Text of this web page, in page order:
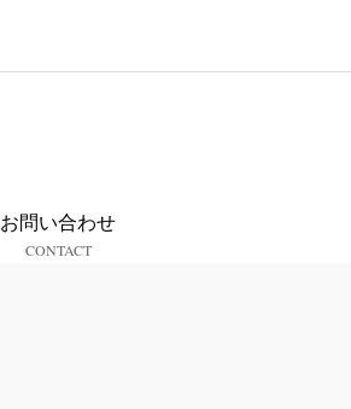
お問い合わせ
CONTACT